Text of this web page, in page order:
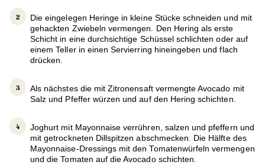
Die eingelegen Heringe in kleine Stücke schneiden und mit
gehackten Zwiebeln vermengen. Den Hering als erste
Schicht in eine durchsichtige Schüssel schlichten oder auf
einem Teller in einen Servierring hineingeben und flach
drücken.
Als nächstes die mit Zitronensaft vermengte Avocado mit
Salz und Pfeffer würzen und auf den Hering schichten.
Joghurt mit Mayonnaise verrühren, salzen und pfeffern und
mit getrockneten Dillspitzen abschmecken. Die Hälfte des
Mayonnaise-Dressings mit den Tomatenwürfeln vermengen
und die Tomaten auf die Avocado schichten.